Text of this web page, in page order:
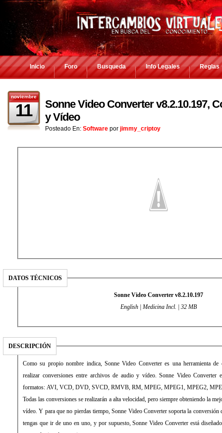
Inicio Foro Busqueda Info Legales Reglas
noviembre
11
Sonne Video Converter v8.2.10.197,
y Vídeo
Posteado En: Software por jimmy_criptoy
DATOS TÉCNICOS
Sonne Video Converter v8.2.10.197
English | Medicina Incl. | 32 MB
DESCRIPCIÓN
Como su propio nombre indica, Sonne Video Converter es una herramienta de
realizar conversiones entre archivos de audio y vídeo. Sonne Video Converter
formatos: AVI, VCD, DVD, SVCD, RMVB, RM, MPEG, MPEG1, MPEG2,
Todas las conversiones se realizarán a alta velocidad, pero siempre obteniendo la
vídeo. Y para que no pierdas tiempo, Sonne Video Converter soporta la conversión
tengas que ir de uno en uno, y por supuesto, Sonne Video Converter está